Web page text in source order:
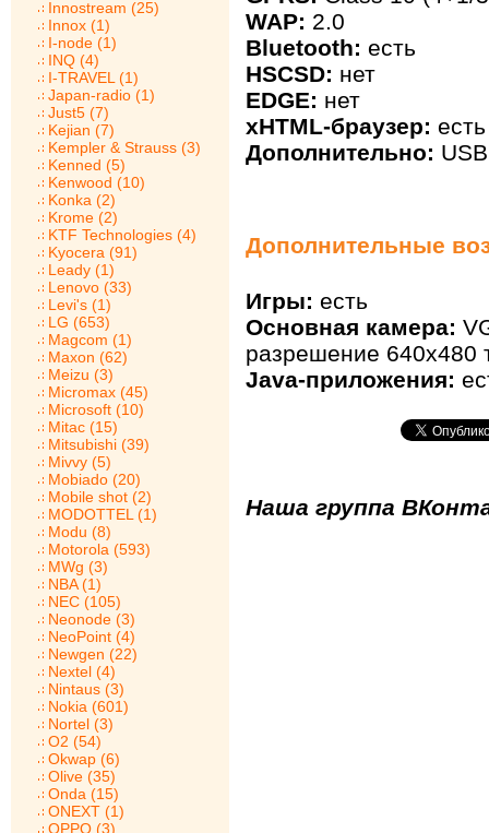
Innostream (25)
Innox (1)
I-node (1)
INQ (4)
I-TRAVEL (1)
Japan-radio (1)
Just5 (7)
Kejian (7)
Kempler & Strauss (3)
Kenned (5)
Kenwood (10)
Konka (2)
Krome (2)
KTF Technologies (4)
Kyocera (91)
Leady (1)
Lenovo (33)
Levi's (1)
LG (653)
Magcom (1)
Maxon (62)
Meizu (3)
Micromax (45)
Microsoft (10)
Mitac (15)
Mitsubishi (39)
Mivvy (5)
Mobiado (20)
Mobile shot (2)
MODOTTEL (1)
Modu (8)
Motorola (593)
MWg (3)
NBA (1)
NEC (105)
Neonode (3)
NeoPoint (4)
Newgen (22)
Nextel (4)
Nintaus (3)
Nokia (601)
Nortel (3)
O2 (54)
Okwap (6)
Olive (35)
Onda (15)
ONEXT (1)
OPPO (3)
WAP: 2.0
Bluetooth: есть
HSCSD: нет
EDGE: нет
xHTML-браузер: есть
Дополнительно:
Дополнительные
Игры: есть
Основная камера:
разрешение 640х480
Java-приложения:
Наша группа